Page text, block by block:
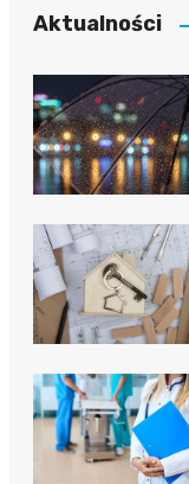
Aktualności